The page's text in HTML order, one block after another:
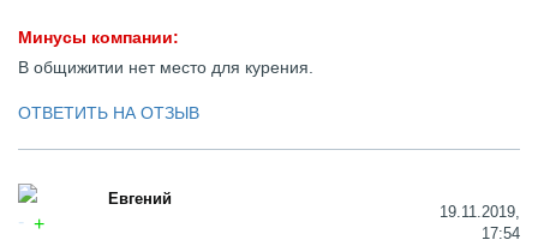
Минусы компании:
В общижитии нет место для курения.
ОТВЕТИТЬ НА ОТЗЫВ
Евгений
19.11.2019,
17:54